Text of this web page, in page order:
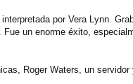
por Vera Lynn.
un enorme éxito,
Roger Waters, un